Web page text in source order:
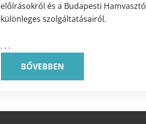
előírásokról és a Budapesti Hamvasztó
különleges szolgáltatásairól.
. . .
BŐVEBBEN